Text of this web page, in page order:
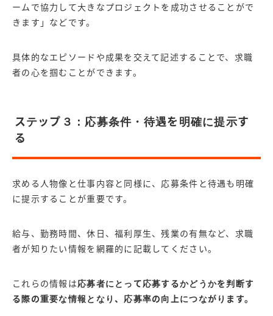
ームで協力して大きなプロジェクトを成功させることがで
きます」などです。
具体的なエピソードや成果を交えて記述することで、求職
者の心を掴むことができます。
ステップ３：応募条件・待遇を明確に提示す
る
求める人物像と仕事内容と同様に、応募条件と待遇も明確
に提示することが重要です。
給与、勤務時間、休日、福利厚生、残業の有無など、求職
者が知りたい情報を網羅的に記載してください。
これらの情報は応募者にとって応募するかどうかを判断す
る際の重要な情報となり、応募率の向上につながります。